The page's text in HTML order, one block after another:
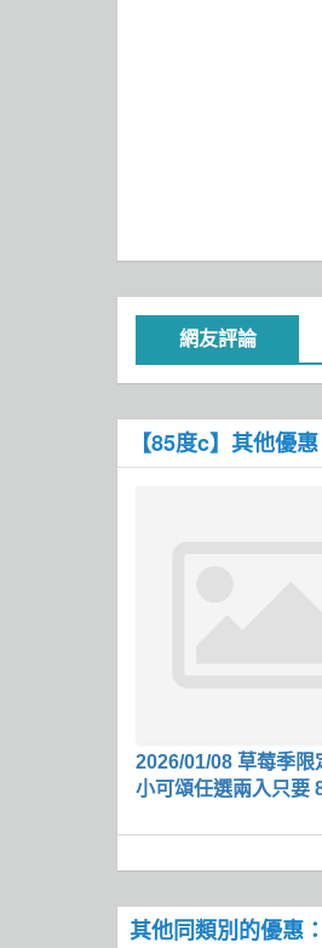
網友評論
【85度c】其他優惠
2026/01/08 草莓季限
小可頌任選兩入只要
其他同類別的優惠：